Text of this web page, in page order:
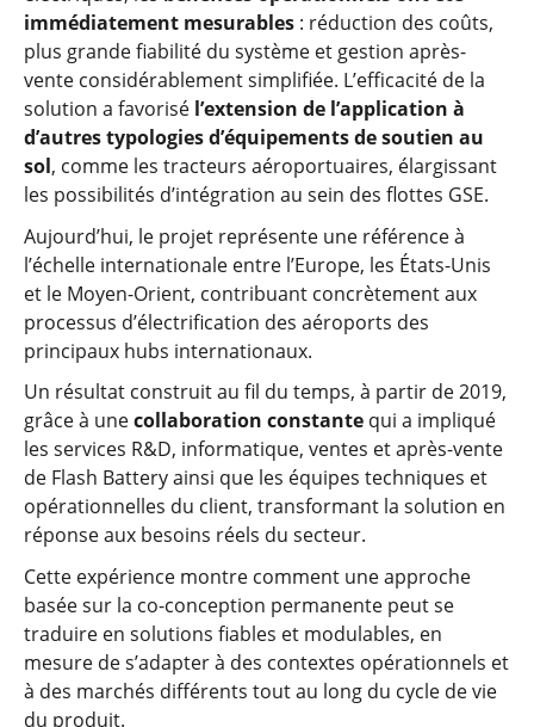
immédiatement mesurables : réduction des coûts,
plus grande fiabilité du système et gestion après-
vente considérablement simplifiée. L’efficacité de la
solution a favorisé l’extension de l’application à
d’autres typologies d’équipements de soutien au
sol, comme les tracteurs aéroportuaires, élargissant
les possibilités d’intégration au sein des flottes GSE.
Aujourd’hui, le projet représente une référence à
l’échelle internationale entre l’Europe, les États-Unis
et le Moyen-Orient, contribuant concrètement aux
processus d’électrification des aéroports des
principaux hubs internationaux.
Un résultat construit au fil du temps, à partir de 2019,
grâce à unecollaboration constante qui a impliqué
les services R&D, informatique, ventes et après-vente
de Flash Battery ainsi que les équipes techniques et
opérationnelles du client, transformant la solution en
réponse aux besoins réels du secteur.
Cette expérience montre comment une approche
basée sur la co-conception permanente peut se
traduire en solutions fiables et modulables, en
mesure de s’adapter à des contextes opérationnels et
à des marchés différents tout au long du cycle de vie
du produit.